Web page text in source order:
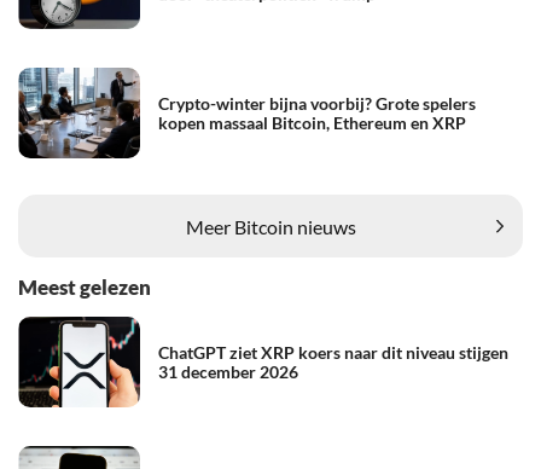
Crypto-winter bijna voorbij? Grote spelers
kopen massaal Bitcoin, Ethereum en XRP
Meer Bitcoin nieuws
Meest gelezen
ChatGPT ziet XRP koers naar dit niveau stijgen
31 december 2026